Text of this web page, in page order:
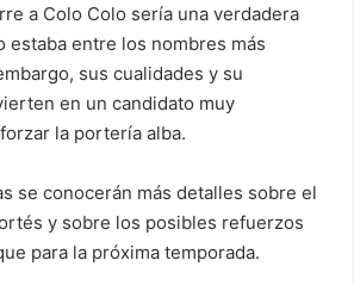
a Colo Colo sería una verdadera
estaba entre los nombres más
sus cualidades y su
en un candidato muy
la portería alba.
se conocerán más detalles sobre el
y sobre los posibles refuerzos
para la próxima temporada.